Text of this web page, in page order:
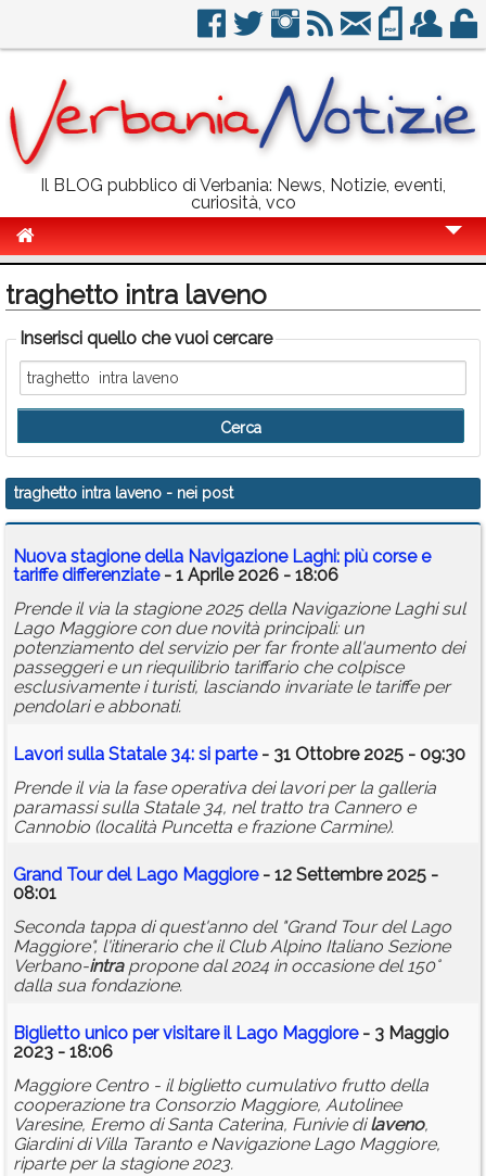
Il BLOG pubblico di Verbania: News, Notizie, eventi,
curiosità, vco
Politica
Sport
Eventi
Info Utili
Rubriche
Calendario
Annunci
traghetto intra laveno
Inserisci quello che vuoi cercare
traghetto intra laveno - nei post
Nuova stagione della Navigazione Laghi: più corse e
tariffe differenziate- 1 Aprile 2026 - 18:06
Prende il via la stagione 2025 della Navigazione Laghi sul
Lago Maggiore con due novità principali: un
potenziamento del servizio per far fronte all'aumento dei
passeggeri e un riequilibrio tariffario che colpisce
esclusivamente i turisti, lasciando invariate le tariffe per
pendolari e abbonati.
Lavori sulla Statale 34: si parte- 31 Ottobre 2025 - 09:30
Prende il via la fase operativa dei lavori per la galleria
paramassi sulla Statale 34, nel tratto tra Cannero e
Cannobio (località Puncetta e frazione Carmine).
Grand Tour del Lago Maggiore- 12 Settembre 2025 -
08:01
Seconda tappa di quest'anno del "Grand Tour del Lago
Maggiore", l'itinerario che il Club Alpino Italiano Sezione
Verbano-intrapropone dal 2024 in occasione del 150°
dalla sua fondazione.
Biglietto unico per visitare il Lago Maggiore- 3 Maggio
2023 - 18:06
Maggiore Centro - il biglietto cumulativo frutto della
cooperazione tra Consorzio Maggiore, Autolinee
Varesine, Eremo di Santa Caterina, Funivie dilaveno,
Giardini di Villa Taranto e Navigazione Lago Maggiore,
riparte per la stagione 2023.